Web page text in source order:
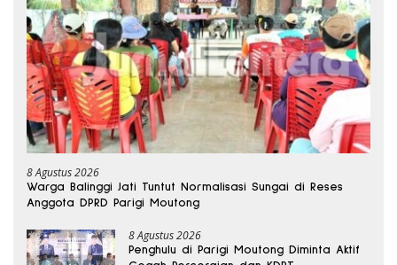
8 Agustus 2026
Warga Balinggi Jati Tuntut Normalisasi Sungai di Reses
Anggota DPRD Parigi Moutong
8 Agustus 2026
Penghulu di Parigi Moutong Diminta Aktif